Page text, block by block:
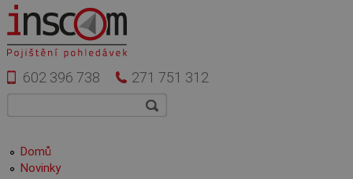
Přejít k hlavnímu obsahu
602 396 738 271 751 312
Hlavní menu
Domů
Novinky